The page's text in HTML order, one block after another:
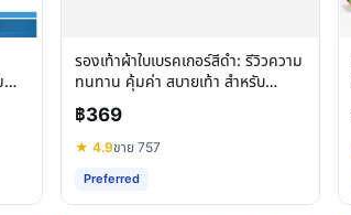
รองเท้าผ้าใบเบรคเกอร์สีดำ: รีวิวความ
ทนทาน คุ้มค่า สบายเท้า สำหรับ
นักเรียน
฿369
★ 4.9ขาย 757
Preferred